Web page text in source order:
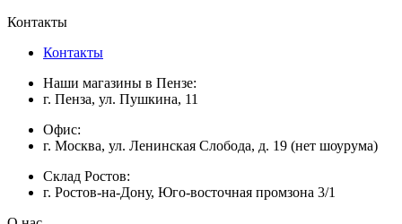
Контакты
Контакты
Наши магазины в Пензе:
г. Пенза, ул. Пушкина, 11
Офис:
г. Москва, ул. Ленинская Слобода, д. 19 (нет шоурума)
Склад Ростов:
г. Ростов-на-Дону, Юго-восточная промзона 3/1